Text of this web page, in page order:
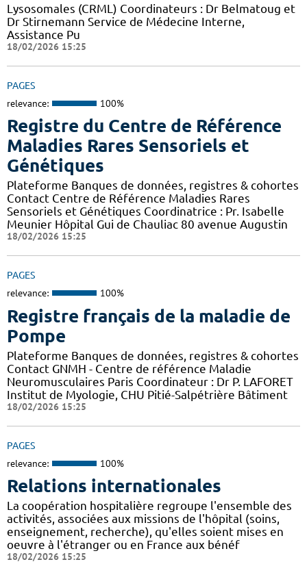
Lysosomales (CRML) Coordinateurs : Dr Belmatoug et
Dr Stirnemann Service de Médecine Interne,
Assistance Pu
18/02/2026 15:25
PAGES
relevance: 100%
Registre du Centre de Référence
Maladies Rares Sensoriels et
Génétiques
Plateforme Banques de données, registres & cohortes
Contact Centre de Référence Maladies Rares
Sensoriels et Génétiques Coordinatrice : Pr. Isabelle
Meunier Hôpital Gui de Chauliac 80 avenue Augustin
18/02/2026 15:25
PAGES
relevance: 100%
Registre français de la maladie de
Pompe
Plateforme Banques de données, registres & cohortes
Contact GNMH - Centre de référence Maladie
Neuromusculaires Paris Coordinateur : Dr P. LAFORET
Institut de Myologie, CHU Pitié-Salpétrière Bâtiment
18/02/2026 15:25
PAGES
relevance: 100%
Relations internationales
La coopération hospitalière regroupe l'ensemble des
activités, associées aux missions de l'hôpital (soins,
enseignement, recherche), qu'elles soient mises en
oeuvre à l'étranger ou en France aux bénéf
18/02/2026 15:25